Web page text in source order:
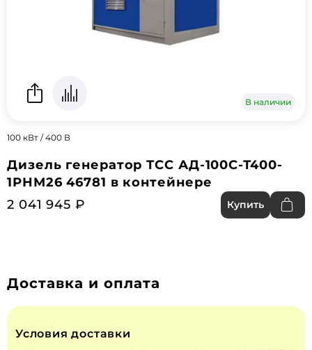
В наличии
100 кВт / 400 В
Дизель генератор ТСС АД-100С-Т400-
1РНМ26 46781 в контейнере
2 041 945 ₽
Купить
Доставка и оплата
Условия доставки